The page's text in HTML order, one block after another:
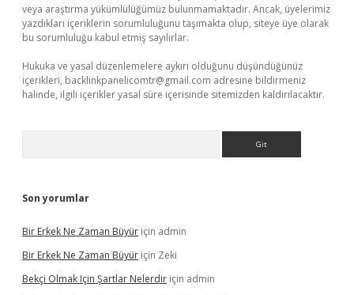
veya araştırma yükümlülüğümüz bulunmamaktadır. Ancak, üyelerimiz
yazdıkları içeriklerin sorumluluğunu taşımakta olup, siteye üye olarak
bu sorumluluğu kabul etmiş sayılırlar.
Hukuka ve yasal düzenlemelere aykırı olduğunu düşündüğünüz
içerikleri, backlinkpanelicomtr@gmail.com adresine bildirmeniz
halinde, ilgili içerikler yasal süre içerisinde sitemizden kaldırılacaktır.
Son yorumlar
Bir Erkek Ne Zaman Büyür için admin
Bir Erkek Ne Zaman Büyür için Zeki
Bekçi Olmak Için Şartlar Nelerdir için admin